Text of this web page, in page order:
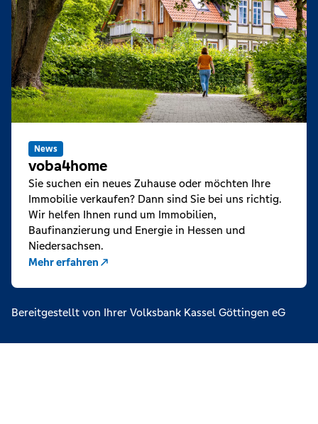
News
voba4home
Sie suchen ein neues Zuhause oder möchten Ihre
Immobilie verkaufen? Dann sind Sie bei uns richtig.
Wir helfen Ihnen rund um Immobilien,
Baufinanzierung und Energie in Hessen und
Niedersachsen.
Mehr erfahren
Bereitgestellt von Ihrer Volksbank Kassel Göttingen eG